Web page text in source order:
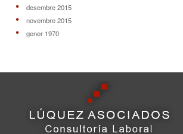
desembre 2015
novembre 2015
gener 1970